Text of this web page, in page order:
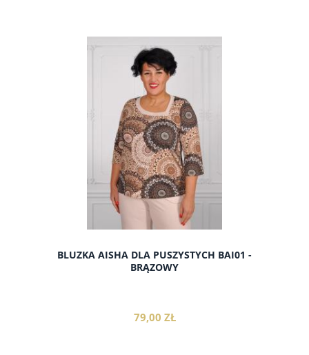
do koszyka
BLUZKA AISHA DLA PUSZYSTYCH BAI01 -
BRĄZOWY
79,00 ZŁ